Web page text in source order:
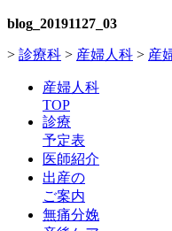
blog_20191127_03
> 診療科 > 産婦人科 > 産
産婦人科
TOP
診療
予定表
医師紹介
出産の
ご案内
無痛分娩